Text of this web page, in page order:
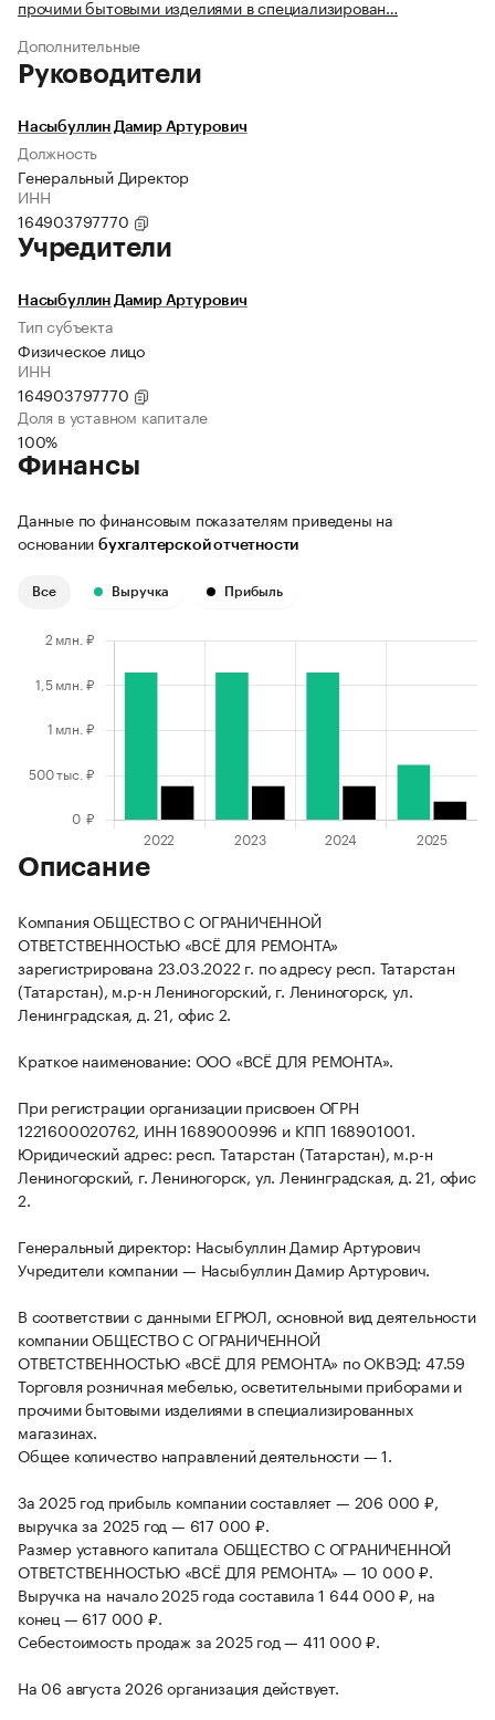
прочими бытовыми изделиями в специализирован…
Дополнительные
Руководители
Насыбуллин Дамир Артурович
Должность
Генеральный Директор
ИНН
164903797770
Учредители
Насыбуллин Дамир Артурович
Тип субъекта
Физическое лицо
ИНН
164903797770
Доля в уставном капитале
100%
Финансы
Данные по финансовым показателям приведены на
основании бухгалтерской отчетности
Все Выручка Прибыль
Описание
Компания ОБЩЕСТВО С ОГРАНИЧЕННОЙ
ОТВЕТСТВЕННОСТЬЮ «ВСЁ ДЛЯ РЕМОНТА»
зарегистрирована 23.03.2022 г. по адресу респ. Татарстан
(Татарстан), м.р-н Лениногорский, г. Лениногорск, ул.
Ленинградская, д. 21, офис 2.
Краткое наименование: ООО «ВСЁ ДЛЯ РЕМОНТА».
При регистрации организации присвоен ОГРН
1221600020762, ИНН 1689000996 и КПП 168901001.
Юридический адрес: респ. Татарстан (Татарстан), м.р-н
Лениногорский, г. Лениногорск, ул. Ленинградская, д. 21, офис
2.
Генеральный директор: Насыбуллин Дамир Артурович
Учредители компании — Насыбуллин Дамир Артурович.
В соответствии с данными ЕГРЮЛ, основной вид деятельности
компании ОБЩЕСТВО С ОГРАНИЧЕННОЙ
ОТВЕТСТВЕННОСТЬЮ «ВСЁ ДЛЯ РЕМОНТА» по ОКВЭД: 47.59
Торговля розничная мебелью, осветительными приборами и
прочими бытовыми изделиями в специализированных
магазинах.
Общее количество направлений деятельности — 1.
За 2025 год прибыль компании составляет — 206 000 ₽,
выручка за 2025 год — 617 000 ₽.
Размер уставного капитала ОБЩЕСТВО С ОГРАНИЧЕННОЙ
ОТВЕТСТВЕННОСТЬЮ «ВСЁ ДЛЯ РЕМОНТА» — 10 000 ₽.
Выручка на начало 2025 года составила 1 644 000 ₽, на
конец — 617 000 ₽.
Себестоимость продаж за 2025 год — 411 000 ₽.
На 06 августа 2026 организация действует.